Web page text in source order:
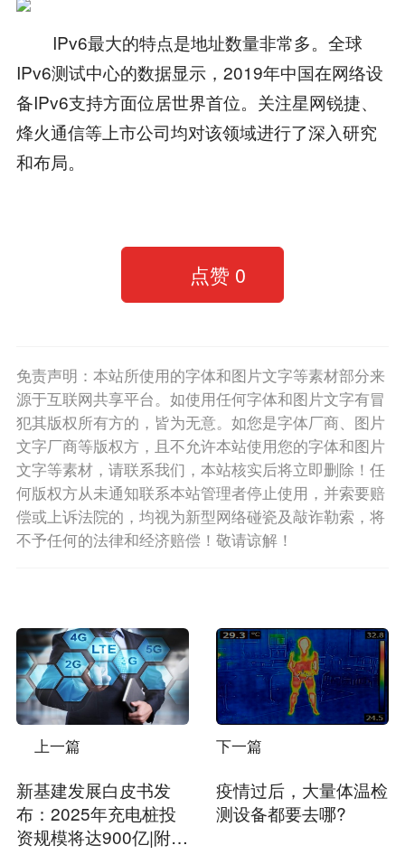
IPv6最大的特点是地址数量非常多。全球
IPv6测试中心的数据显示，2019年中国在网络设
备IPv6支持方面位居世界首位。关注星网锐捷、
烽火通信等上市公司均对该领域进行了深入研究
和布局。
点赞 0
免责声明：本站所使用的字体和图片文字等素材部分来
源于互联网共享平台。如使用任何字体和图片文字有冒
犯其版权所有方的，皆为无意。如您是字体厂商、图片
文字厂商等版权方，且不允许本站使用您的字体和图片
文字等素材，请联系我们，本站核实后将立即删除！任
何版权方从未通知联系本站管理者停止使用，并索要赔
偿或上诉法院的，均视为新型网络碰瓷及敲诈勒索，将
不予任何的法律和经济赔偿！敬请谅解！
上一篇
新基建发展白皮书发
布：2025年充电桩投
资规模将达900亿|附白
下一篇
疫情过后，大量体温检
测设备都要去哪?